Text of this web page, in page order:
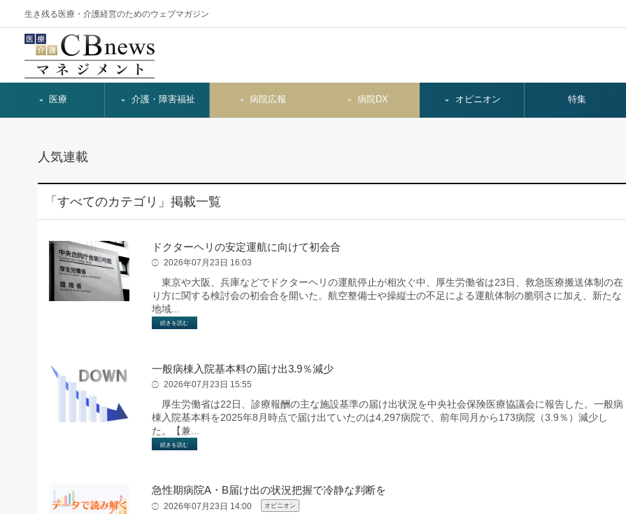
生き残る医療・介護経営のためのウェブマガジン
医療 介護・障害福祉 病院広報 病院DX オピニオン 特集
人気連載
「すべてのカテゴリ」掲載一覧
ドクターヘリの安定運航に向けて初会合
2026年07月23日 16:03
東京や大阪、兵庫などでドクターヘリの運航停止が相次ぐ中、厚生労働省は23日、救急医療搬送体制の在
り方に関する検討会の初会合を開いた。航空整備士や操縦士の不足による運航体制の脆弱さに加え、新たな
地域...
続きを読む
一般病棟入院基本料の届け出3.9％減少
2026年07月23日 15:55
厚生労働省は22日、診療報酬の主な施設基準の届け出状況を中央社会保険医療協議会に報告した。一般病
棟入院基本料を2025年8月時点で届け出ていたのは4,297病院で、前年同月から173病院（3.9％）減少し
た。【兼...
続きを読む
急性期病院A・B届け出の状況把握で冷静な判断を
2026年07月23日 14:00 オピニオン